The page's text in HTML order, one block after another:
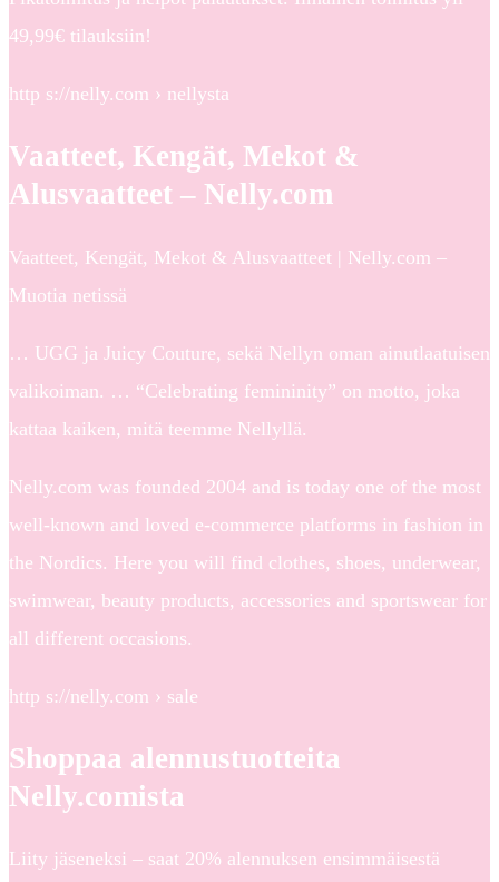
49,99€ tilauksiin!
http s://nelly.com › nellysta
Vaatteet, Kengät, Mekot &
Alusvaatteet – Nelly.com
Vaatteet, Kengät, Mekot & Alusvaatteet | Nelly.com –
Muotia netissä
… UGG ja Juicy Couture, sekä Nellyn oman ainutlaatuisen
valikoiman. … “Celebrating femininity” on motto, joka
kattaa kaiken, mitä teemme Nellyllä.
Nelly.com was founded 2004 and is today one of the most
well-known and loved e-commerce platforms in fashion in
the Nordics. Here you will find clothes, shoes, underwear,
swimwear, beauty products, accessories and sportswear for
all different occasions.
http s://nelly.com › sale
Shoppaa alennustuotteita
Nelly.comista
Liity jäseneksi – saat 20% alennuksen ensimmäisestä